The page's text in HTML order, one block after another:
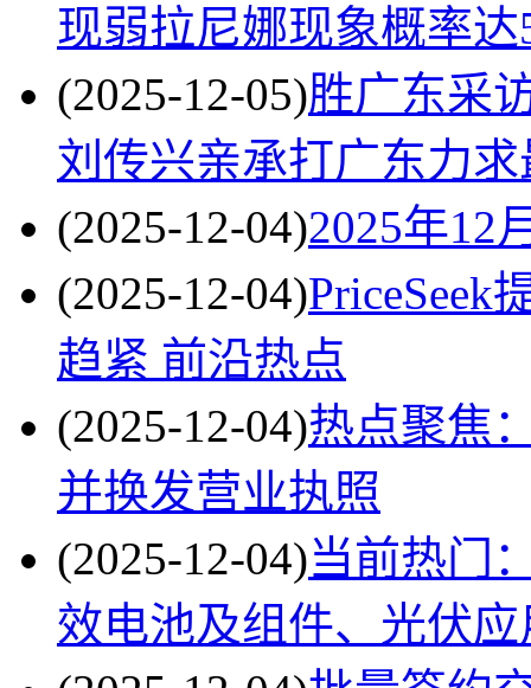
现弱拉尼娜现象概率达
(2025-12-05)胜广东采
刘传兴亲承打广东力
(2025-12-04)2025年12
(2025-12-04)PriceSeek
趋紧 前沿热点
(2025-12-04)热点聚焦
并换发营业执照
(2025-12-04)当前热门
效电池及组件、光伏